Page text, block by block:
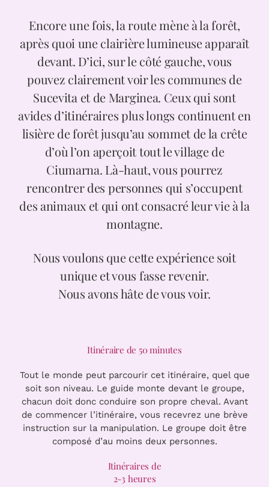
Encore une fois, la route mène à la forêt,
après quoi une clairière lumineuse apparaît
devant. D’ici, sur le côté gauche, vous
pouvez clairement voir les communes de
Sucevita et de Marginea. Ceux qui sont
avides d’itinéraires plus longs continuent en
lisière de forêt jusqu’au sommet de la crête
d’où l’on aperçoit tout le village de
Ciumarna. Là-haut, vous pourrez
rencontrer des personnes qui s’occupent
des animaux et qui ont consacré leur vie à la
montagne.
Nous voulons que cette expérience soit
unique et vous fasse revenir.
Nous avons hâte de vous voir.
Itinéraire de 50 minutes
Tout le monde peut parcourir cet itinéraire, quel que
soit son niveau. Le guide monte devant le groupe,
chacun doit donc conduire son propre cheval. Avant
de commencer l’itinéraire, vous recevrez une brève
instruction sur la manipulation. Le groupe doit être
composé d’au moins deux personnes.
Itinéraires de
2-3 heures